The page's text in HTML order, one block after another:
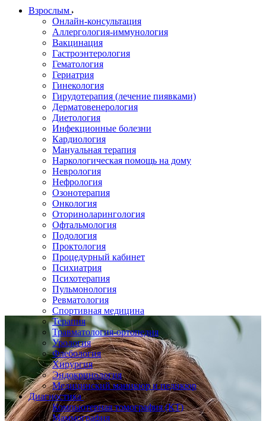
Взрослым
Онлайн-консультация
Аллергология-иммунология
Вакцинация
Гастроэнтерология
Гематология
Гериатрия
Гинекология
Гирудотерапия (лечение пиявками)
Дерматовенерология
Диетология
Инфекционные болезни
Кардиология
Мануальная терапия
Наркологическая помощь на дому
Неврология
Нефрология
Озонотерапия
Онкология
Оториноларингология
Офтальмология
Подология
Проктология
Процедурный кабинет
Психиатрия
Психотерапия
Пульмонология
Ревматология
Спортивная медицина
Терапия
Травматология-ортопедия
Урология
Флебология
Хирургия
Эндокринология
Медицинский маникюр и педикюр
Диагностика
Компьютерная томография (КТ)
Маммография